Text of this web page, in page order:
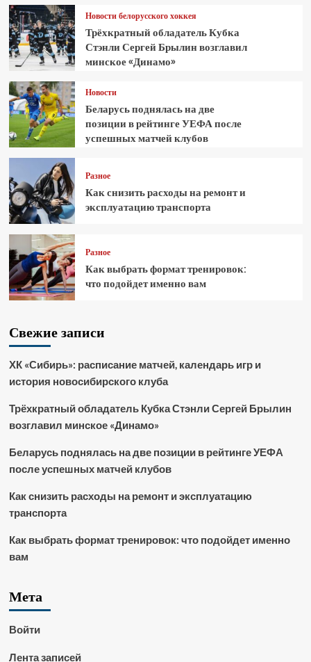
Новости белорусского хоккея
Трёхкратный обладатель Кубка
Стэнли Сергей Брылин возглавил
минское «Динамо»
Новости
Беларусь поднялась на две
позиции в рейтинге УЕФА после
успешных матчей клубов
Разное
Как снизить расходы на ремонт и
эксплуатацию транспорта
Разное
Как выбрать формат тренировок:
что подойдет именно вам
Свежие записи
ХК «Сибирь»: расписание матчей, календарь игр и
история новосибирского клуба
Трёхкратный обладатель Кубка Стэнли Сергей Брылин
возглавил минское «Динамо»
Беларусь поднялась на две позиции в рейтинге УЕФА
после успешных матчей клубов
Как снизить расходы на ремонт и эксплуатацию
транспорта
Как выбрать формат тренировок: что подойдет именно
вам
Мета
Войти
Лента записей